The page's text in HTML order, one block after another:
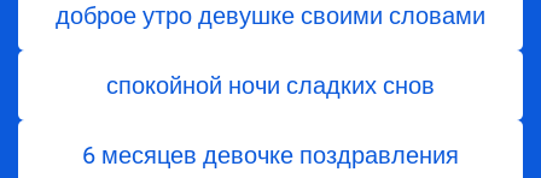
доброе утро девушке своими словами
спокойной ночи сладких снов
6 месяцев девочке поздравления